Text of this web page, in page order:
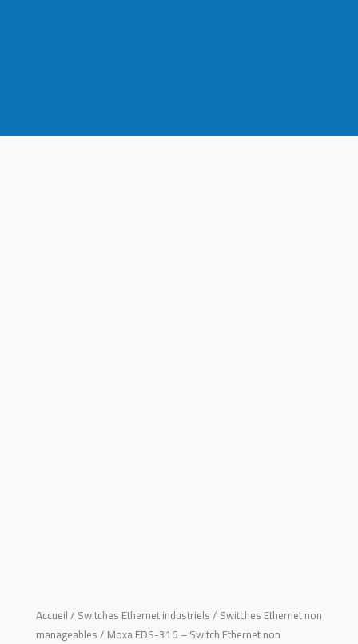
Accueil / Switches Ethernet industriels / Switches Ethernet non
manageables / Moxa EDS-316 – Switch Ethernet non